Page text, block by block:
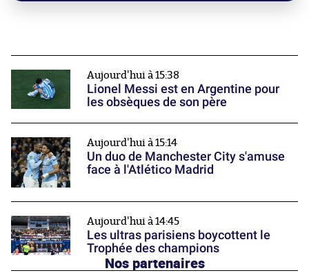
Aujourd'hui à 15:38
Lionel Messi est en Argentine pour
les obsèques de son père
Aujourd'hui à 15:14
Un duo de Manchester City s'amuse
face à l'Atlético Madrid
Aujourd'hui à 14:45
Les ultras parisiens boycottent le
Trophée des champions
Nos partenaires